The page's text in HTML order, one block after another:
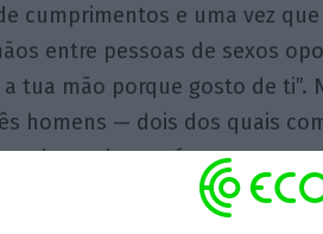
cumprimentos e uma vez
entre pessoas de sexos
a tua mão porque gosto de ti”.
homens — dois dos quais
se batendo os pés um no
Irão já morreram 66 pessoas